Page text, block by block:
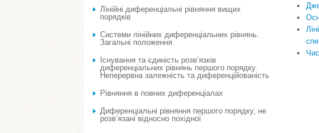
Лінійні диференціальні рівняння вищих
порядків
Системи лінійних диференціальних рівнянь.
Загальні положення
Існування та єдиність розв’язків
диференціальних рівнянь першого порядку.
Неперервна залежність та диференційованість
Рівняння в повних диференціалах
Диференціальні рівняння першого порядку, не
розв’язані відносно похідної